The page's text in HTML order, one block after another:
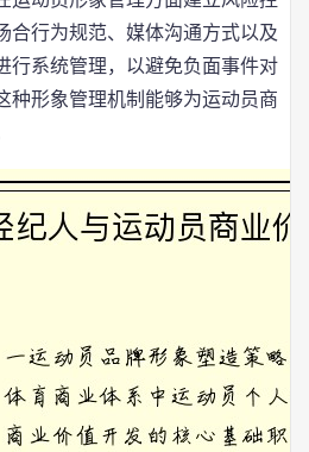
合行为规范、媒体沟通方式以及
行系统管理，以避免负面事件对
种形象管理机制能够为运动员商